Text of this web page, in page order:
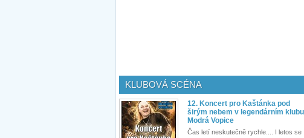
KLUBOVÁ SCÉNA
12. Koncert pro Kaštánka pod
širým nebem v legendárním klubu
Modrá Vopice
Čas letí neskutečně rychle.... I letos se